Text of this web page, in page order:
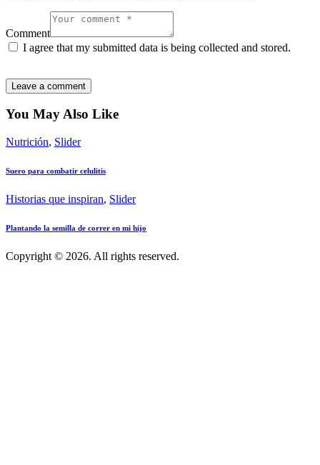
Comment
I agree that my submitted data is being collected and stored.
You May Also Like
Nutrición, Slider
Suero para combatir celulitis
Historias que inspiran, Slider
Plantando la semilla de correr en mi hijo
Copyright © 2026. All rights reserved.